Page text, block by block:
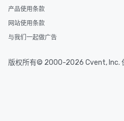
产品使用条款
网站使用条款
与我们一起做广告
版权所有© 2000-2026 Cvent, Inc.